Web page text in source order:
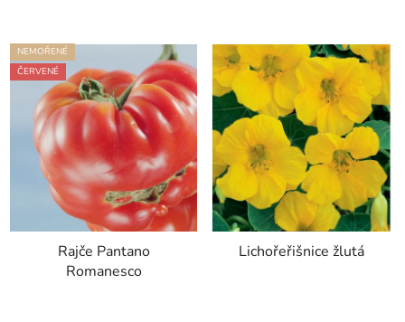
NEMOŘENÉ
ČERVENÉ
Rajče Pantano
Romanesco
Lichořeřišnice žlutá